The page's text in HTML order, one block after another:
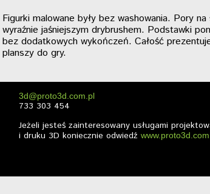
Wideo Galeria
Tereny do gier
Makiety historyczne
Figurki malowane były bez washowania. Pory
wyraźnie jaśniejszym drybrushem. Podstawki
bez dodatkowych wykończeń. Całość
planszy do gry.
3d@proto3d.com.pl
733 303 454
Jeżeli jesteś zainteresowany usługami
i druku 3D koniecznie odwiedź